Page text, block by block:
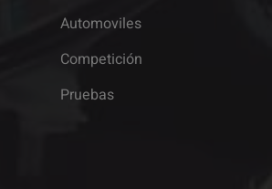
Automoviles
Competición
Pruebas